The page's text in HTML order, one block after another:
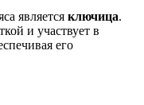
является ключица.
и участвует в
его